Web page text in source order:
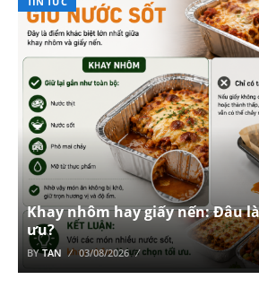
Khay nhôm hay giấy nến: Đâu
ưu?
BYTAN 03/08/2026